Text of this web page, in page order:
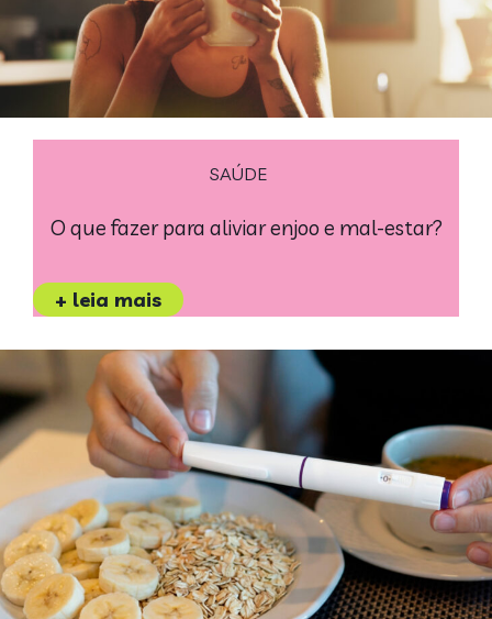
SAÚDE
O que fazer para aliviar enjoo e mal-estar?
+ leia mais